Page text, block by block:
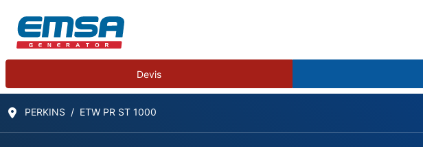
Devis
PERKINS ETW PR ST 1000